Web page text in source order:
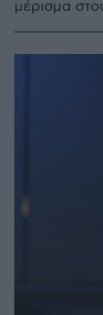
μέρισμα